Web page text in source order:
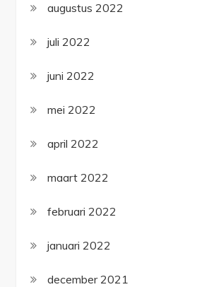
augustus 2022
juli 2022
juni 2022
mei 2022
april 2022
maart 2022
februari 2022
januari 2022
december 2021